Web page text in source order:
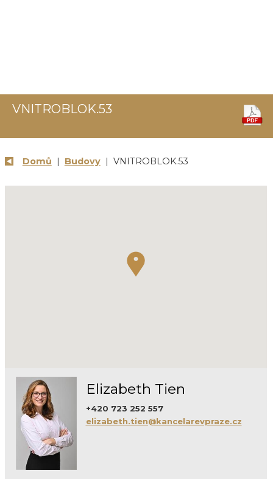
VNITROBLOK.53
Domů | Budovy| VNITROBLOK.53
Elizabeth Tien
+420 723 252 557
elizabeth.tien@kancelarevpraze.cz